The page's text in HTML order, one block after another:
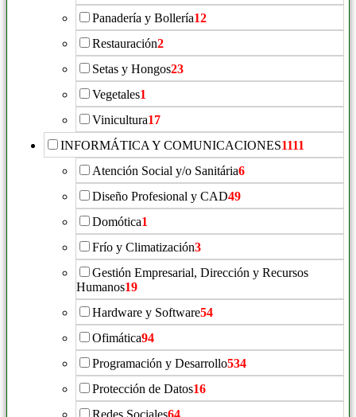
Panadería y Bollería12
Restauración2
Setas y Hongos23
Vegetales1
Vinicultura17
INFORMÁTICA Y COMUNICACIONES1111
Atención Social y/o Sanitária6
Diseño Profesional y CAD49
Domótica1
Frío y Climatización3
Gestión Empresarial, Dirección y Recursos
Humanos19
Hardware y Software54
Ofimática94
Programación y Desarrollo534
Protección de Datos16
Redes Sociales64